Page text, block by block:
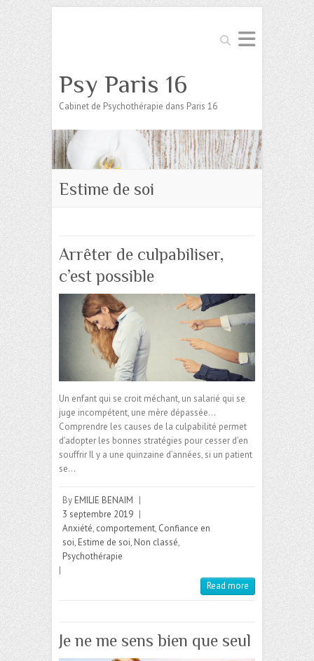
Search
Psy Paris 16
Cabinet de Psychothérapie dans Paris 16
Estime de soi
Arrêter de culpabiliser,
c’est possible
Un enfant qui se croit méchant, un salarié qui se
juge incompétent, une mère dépassée…
Comprendre les causes de la culpabilité permet
d’adopter les bonnes stratégies pour cesser d’en
souffrir Il y a une quinzaine d’années, si un patient
se…
By EMILIE BENAIM |
3 septembre 2019 |
Anxiété, comportement, Confiance en
soi, Estime de soi, Non classé,
Psychothérapie
|
Read more
Je ne me sens bien que seul